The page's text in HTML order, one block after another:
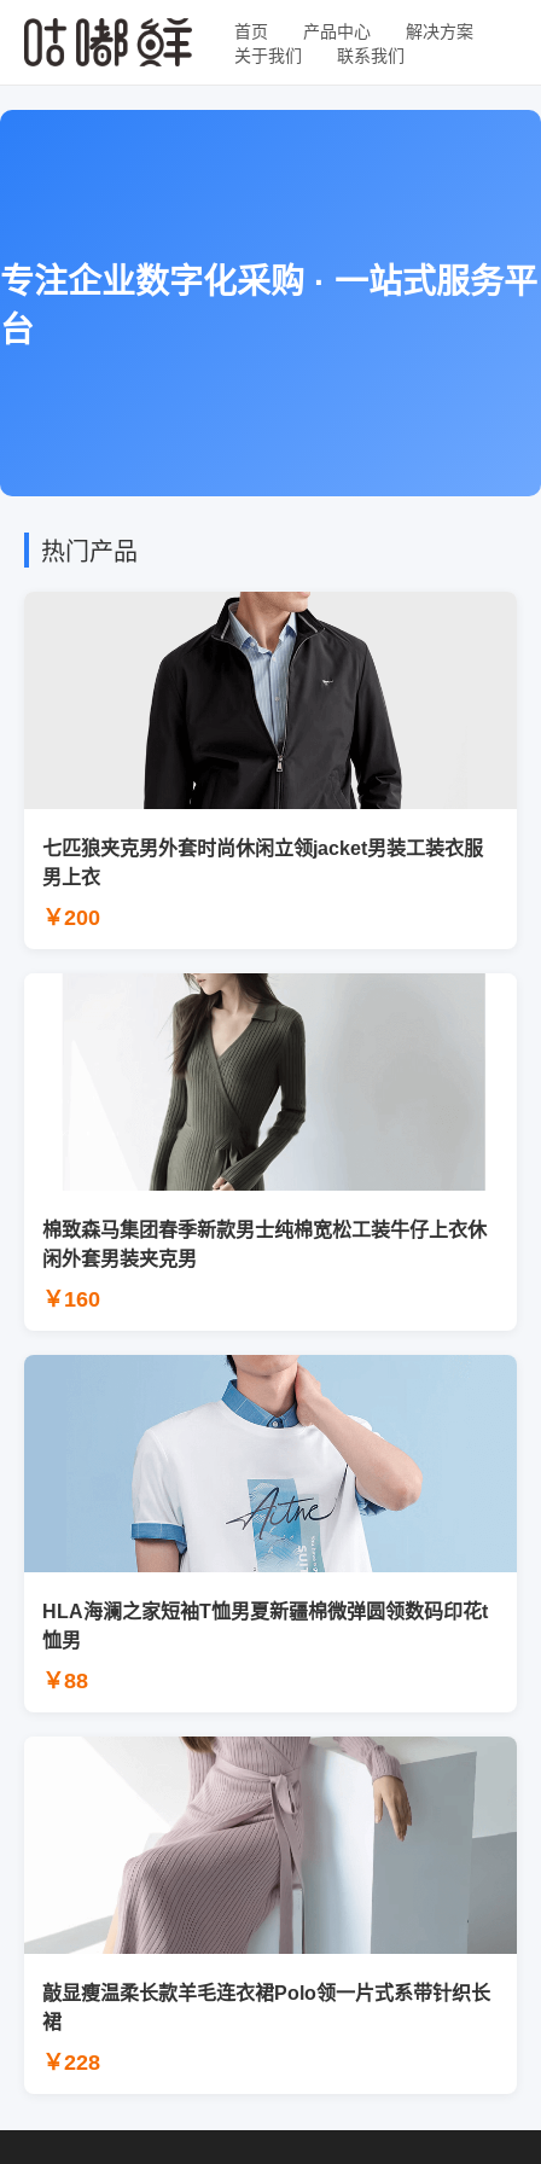
首页 产品中心
解决方案
关于我们
联系我们
专注企业数字化采购 · 一站式服务平
台
热门产品
七匹狼夹克男外套时尚休闲立领jacket男装工装衣服
男上衣
￥200
棉致森马集团春季新款男士纯棉宽松工装牛仔上衣休
闲外套男装夹克男
￥160
HLA海澜之家短袖T恤男夏新疆棉微弹圆领数码印花t
恤男
￥88
敲显瘦温柔长款羊毛连衣裙Polo领一片式系带针织长
裙
￥228